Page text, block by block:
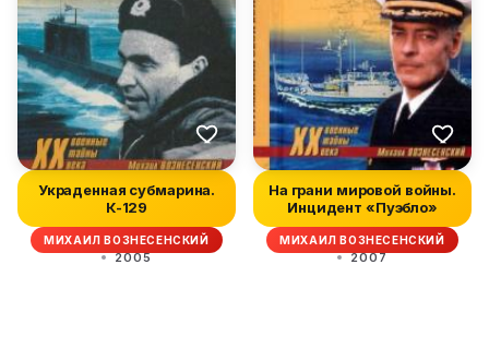
Украденная субмарина.
К-129
МИХАИЛ ВОЗНЕСЕНСКИЙ
2005
На грани мировой войны.
Инцидент «Пуэбло»
МИХАИЛ ВОЗНЕСЕНСКИЙ
2007